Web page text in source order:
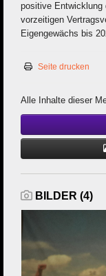
positive Entwicklung
vorzeitigen
Eigengewächs bis
Seite drucken
Alle Inhalte dieser
BILDER (4)